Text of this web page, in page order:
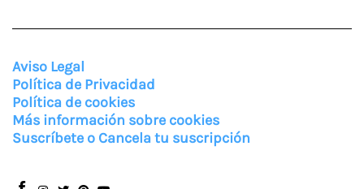
Aviso Legal
Política de Privacidad
Política de cookies
Más información sobre cookies
Suscríbete o Cancela tu suscripción